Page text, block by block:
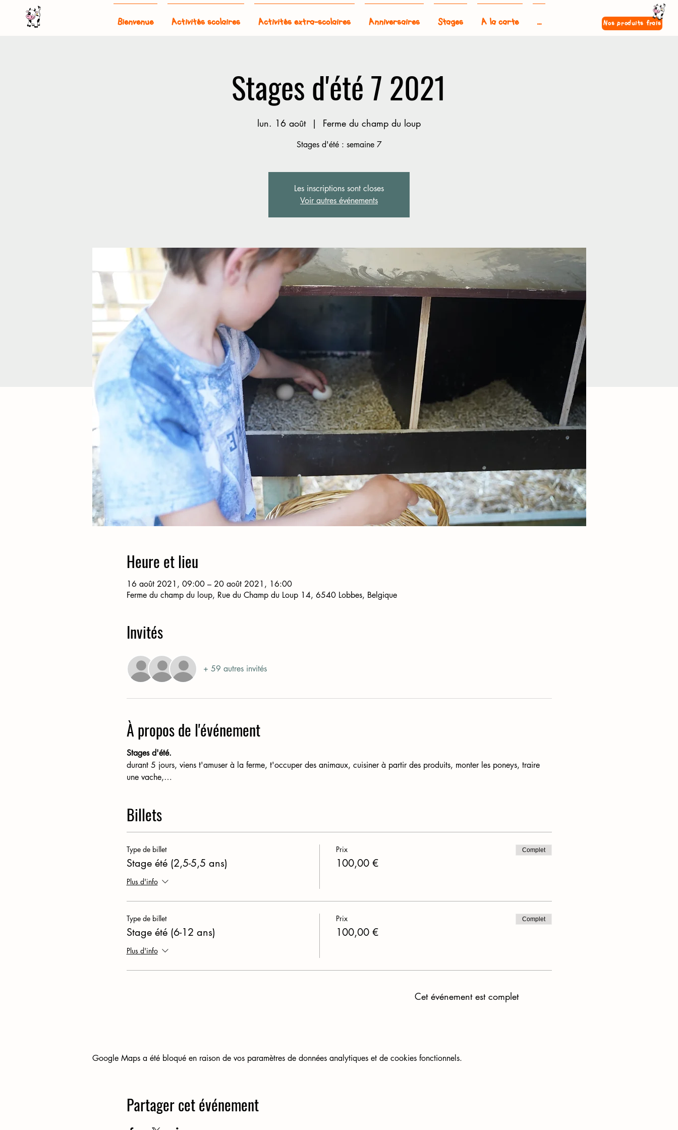
Bienvenue Activités scolaires Activités extra-scolaires Anniversaires Stages A la carte ... Nos produits frais
Stages d'été 7 2021
lun. 16 août
  |
Ferme du champ du loup
Stages d'été : semaine 7
Les inscriptions sont closes
Voir autres événements
Heure et lieu
16 août 2021, 09:00 – 20 août 2021, 16:00
Ferme du champ du loup, Rue du Champ du Loup 14, 6540 Lobbes, Belgique
Invités
+ 59 autres invités
À propos de l'événement
Stages d'été.
durant 5 jours, viens t'amuser à la ferme, t'occuper des animaux, cuisiner à partir des produits, monter les poneys, traire
une vache,…
Billets
Type de billet
Stage été (2,5-5,5 ans)
Plus d'info
Prix
100,00 €
Complet
Type de billet
Stage été (6-12 ans)
Plus d'info
Prix
100,00 €
Complet
Cet événement est complet
Google Maps a été bloqué en raison de vos paramètres de données analytiques et de cookies fonctionnels.
Partager cet événement